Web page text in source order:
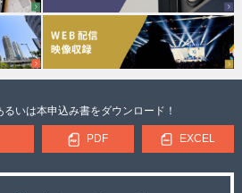
いは本申込み書をダウンロード！
PDF EXCEL